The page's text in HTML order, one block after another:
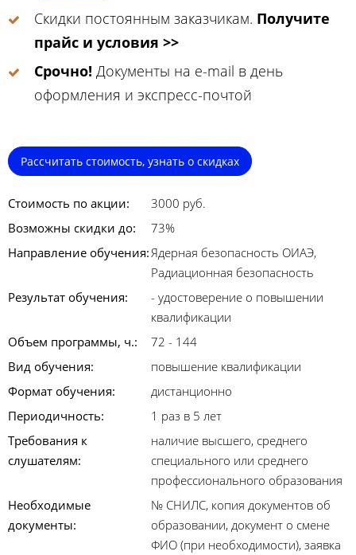
Скидки постоянным заказчикам. Получите
прайс и условия >>
Срочно! Документы на e-mail в день
оформления и экспресс-почтой
Рассчитать стоимость, узнать о скидках
Стоимость по акции:
3000 руб.
Возможны скидки до:
73%
Направление обучения: Ядерная безопасность ОИАЭ,
Радиационная безопасность
Результат обучения:
- удостоверение о повышении
квалификации
Объем программы, ч.:
72 - 144
Вид обучения:
повышение квалификации
Формат обучения:
дистанционно
Периодичность:
1 раз в 5 лет
Требования к
слушателям:
наличие высшего, среднего
специального или среднего
профессионального образования
Необходимые
документы:
№ СНИЛС, копия документов об
образовании, документ о смене
ФИО (при необходимости), заявка